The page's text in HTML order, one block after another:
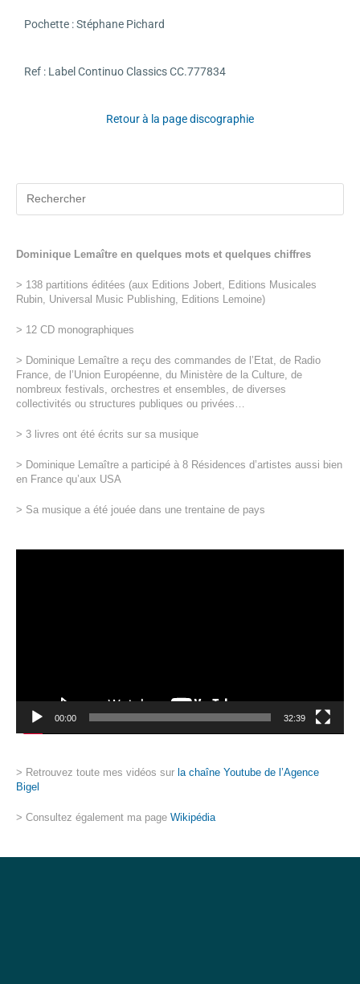
Pochette : Stéphane Pichard
Ref : Label Continuo Classics CC.777834
Retour à la page discographie
Dominique Lemaître en quelques mots et quelques chiffres
> 138 partitions éditées (aux Editions Jobert, Editions Musicales
Rubin, Universal Music Publishing, Editions Lemoine)
> 12 CD monographiques
> Dominique Lemaître a reçu des commandes de l’Etat, de Radio
France, de l’Union Européenne, du Ministère de la Culture, de
nombreux festivals, orchestres et ensembles, de diverses
collectivités ou structures publiques ou privées…
> 3 livres ont été écrits sur sa musique
> Dominique Lemaître a participé à 8 Résidences d’artistes aussi bien
en France qu’aux USA
> Sa musique a été jouée dans une trentaine de pays
00:00 32:39
> Retrouvez toute mes vidéos sur la chaîne Youtube de l’Agence
Bigel
> Consultez également ma page Wikipédia